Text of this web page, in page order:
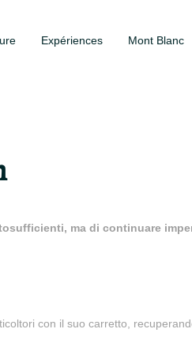
Expériences Mont Blanc
ma di continuare
con il suo carretto,